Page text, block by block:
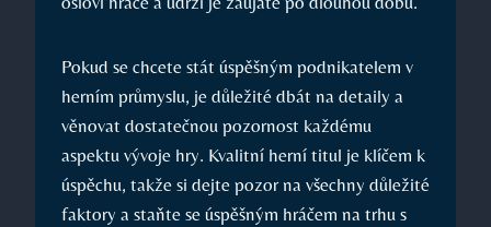
Pokud se chcete stát úspěšným podnikatelem v
herním průmyslu, je důležité dbát na detaily a
věnovat dostatečnou pozornost každému
aspektu vývoje hry. Kvalitní herní titul je klíčem k
úspěchu, takže si dejte pozor na všechny důležité
faktory a staňte se úspěšným hráčem na trhu s